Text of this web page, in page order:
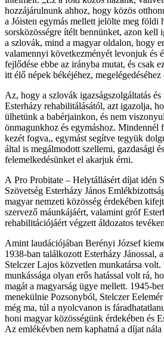
hozzájárulnunk ahhoz, hogy közös
a Jóisten egymás mellett jelölte meg földi
sorsközösségre ítélt bennünket, azon kell
a szlovák, mind a magyar oldalon, hogy
valamennyi következményét levonjuk és
fejlődése ebbe az irányba mutat, és csak
itt élő népek békéjéhez,
Az, hogy a szlovák igazságszolgáltatás
Esterházy rehabilitálásától, azt igazolja,
ülhetünk a babérjainkon, és nem
önmagunkhoz és egymáshoz. Mindennél
kezét fogva,, egymást segítve tegyük
által is megálmodott szellemi, gazdasági
felemelkedésünket el akarjuk érni.
A Pro Probitate – Helytállásért díjat idén
Szövetség Esterházy János
magyar nemzeti közösség érdekében
szervező máunkájáért, valamint gróf
rehabilitációjáért végzett áldozatos
Amint laudációjában Berényi József
1938-ban találkozott Esterházy Jánossal,
Stelczer Lajos közvetlen munkatársa volt.
munkássága olyan erős hatással volt rá,
magát a magyarság ügye mellett. 1945-
menekülnie Pozsonyból, Stelczer
még ma, túl a nyolcvanon is
honi magyar közösségünk érdekében és
Az emlékévben nem kaphatná a díjat nála